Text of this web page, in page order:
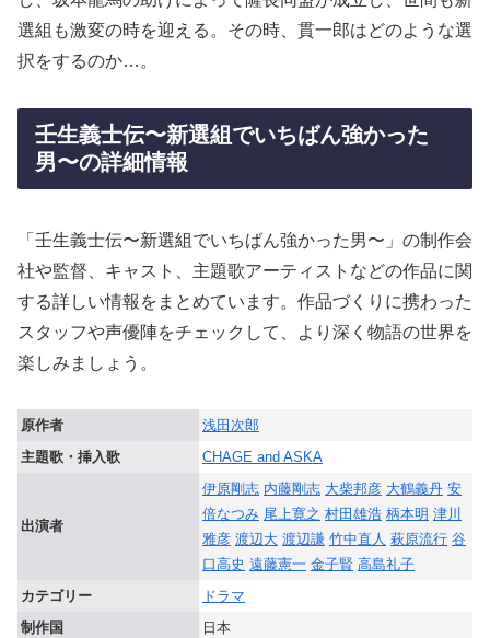
選組も激変の時を迎える。その時、貫一郎はどのような選
択をするのか…。
壬生義士伝〜新選組でいちばん強かった
男〜の詳細情報
「壬生義士伝〜新選組でいちばん強かった男〜」の制作会
社や監督、キャスト、主題歌アーティストなどの作品に関
する詳しい情報をまとめています。作品づくりに携わった
スタッフや声優陣をチェックして、より深く物語の世界を
楽しみましょう。
原作者
浅田次郎
主題歌・挿入歌
CHAGE and ASKA
出演者
伊原剛志 内藤剛志 大柴邦彦 大鶴義丹 安
倍なつみ 尾上寛之 村田雄浩 柄本明 津川
雅彦 渡辺大 渡辺謙 竹中直人 萩原流行 谷
口高史 遠藤憲一 金子賢 高島礼子
カテゴリー
ドラマ
制作国
日本